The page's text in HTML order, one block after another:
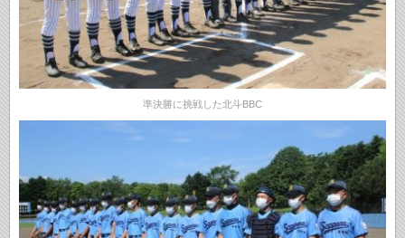
準決勝に挑戦した北斗BBC